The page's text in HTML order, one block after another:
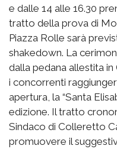
e dalle 14 alle 16.30
tratto della prova di
Piazza Rolle sarà
shakedown. La
dalla pedana allestita
i concorrenti
apertura, la “Santa
edizione. Il tratto
Sindaco di Colleretto
promuovere il